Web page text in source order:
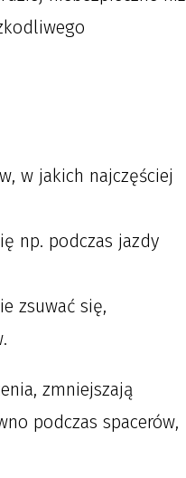
w jakich najczęściej
np. podczas jazdy
zsuwać się,
zmniejszają
podczas spacerów,